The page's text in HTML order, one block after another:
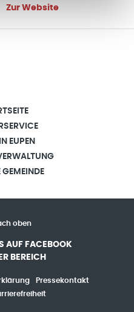
Zur Website
EUPEN
GEMEINDE
oben
AUF FACEBOOK
BEREICH
Pressekontakt